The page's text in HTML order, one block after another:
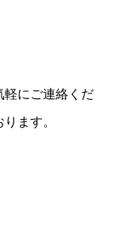
軽にご連絡くだ
ます。